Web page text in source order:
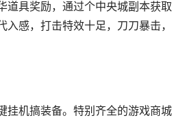
道具奖励，通过个中央城副本获
入感，打击特效十足，刀刀暴击
挂机搞装备。特别齐全的游戏商